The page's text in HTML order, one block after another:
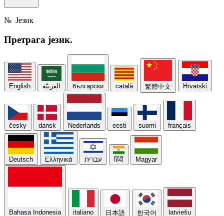
№ Језик
Претрага језик.
English العربيّة български català 繁體中文 Hrvatski
česky dansk Nederlands eesti suomi français
Deutsch Ελληνικά עברית हिंदी Magyar
Bahasa Indonesia italiano 日本語 한국어 latviešu